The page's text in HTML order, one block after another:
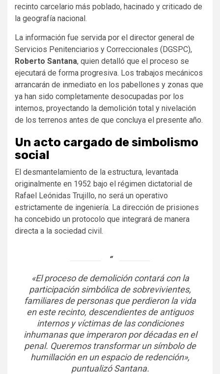
recinto carcelario más poblado, hacinado y criticado de
la geografía nacional.
La información fue servida por el director general de
Servicios Penitenciarios y Correccionales (DGSPC),
Roberto Santana, quien detalló que el proceso se
ejecutará de forma progresiva. Los trabajos mecánicos
arrancarán de inmediato en los pabellones y zonas que
ya han sido completamente desocupadas por los
internos, proyectando la demolición total y nivelación
de los terrenos antes de que concluya el presente año.
Un acto cargado de simbolismo
social
El desmantelamiento de la estructura, levantada
originalmente en 1952 bajo el régimen dictatorial de
Rafael Leónidas Trujillo, no será un operativo
estrictamente de ingeniería. La dirección de prisiones
ha concebido un protocolo que integrará de manera
directa a la sociedad civil.
«El proceso de demolición contará con la
participación simbólica de sobrevivientes,
familiares de personas que perdieron la vida
en este recinto, descendientes de antiguos
internos y víctimas de las condiciones
inhumanas que imperaron por décadas en el
penal. Queremos transformar un símbolo de
humillación en un espacio de redención»,
puntualizó Santana.